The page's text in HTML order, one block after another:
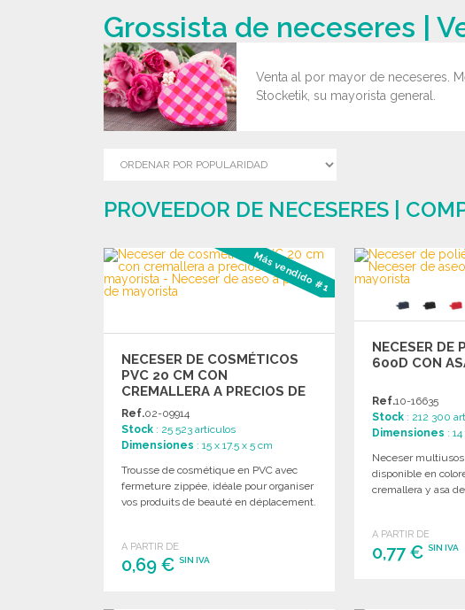
Grossista de neceseres |
Venta al por mayor de neceseres.
Stocketik, su mayorista general.
PROVEEDOR DE NECESERES |
Más vendido #1
NECESER DE COSMÉTICOS
PVC 20 CM CON
CREMALLERA A PRECIOS DE
MAYORISTA
Ref.02-09914
Stock : 25 523 artículos
Dimensiones : 15 x 17.5 x 5 cm
Trousse de cosmétique en PVC avec
fermeture zippée, idéale pour organiser
vos produits de beauté en déplacement.
A PARTIR DE
0,69 € SIN IVA
NECESER DE
600D CON
Ref.10-16635
Stock : 212 300
Dimensiones :
Neceser
disponible en
cremallera y asa
A PARTIR DE
0,77 €SIN IVA